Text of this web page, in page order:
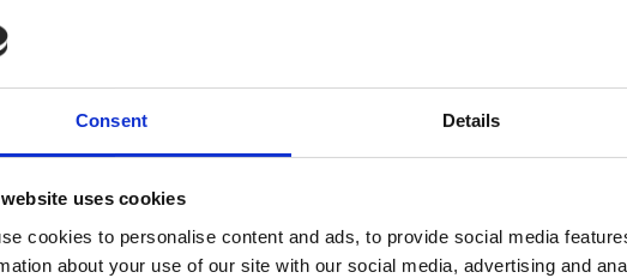
Consent Details
uses cookies
cookies to personalise content and ads, to provide social media
about your use of our site with our social media, advertising and
van dit bedrijfIs jouw bedrijf al Buy
proof?
maatschappelijke bijdrage leveren.
niet!